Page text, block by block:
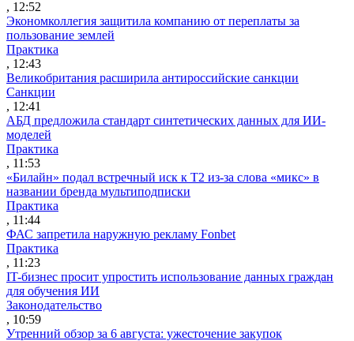
, 12:52
Экономколлегия защитила компанию от переплаты за
пользование землей
Практика
, 12:43
Великобритания расширила антироссийские санкции
Санкции
, 12:41
АБД предложила стандарт синтетических данных для ИИ-
моделей
Практика
, 11:53
«Билайн» подал встречный иск к Т2 из-за слова «микс» в
названии бренда мультиподписки
Практика
, 11:44
ФАС запретила наружную рекламу Fonbet
Практика
, 11:23
IT-бизнес просит упростить использование данных граждан
для обучения ИИ
Законодательство
, 10:59
Утренний обзор за 6 августа: ужесточение закупок